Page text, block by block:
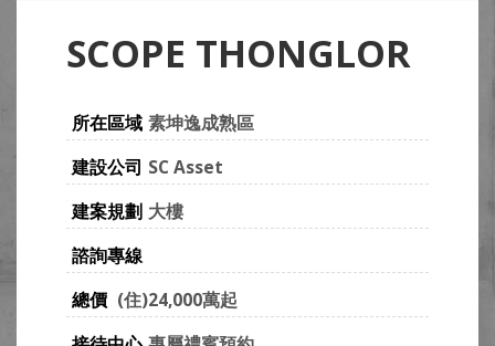
SCOPE THONGLOR
所在區域 素坤逸成熟區
建設公司 SC Asset
建案規劃 大樓
諮詢專線
總價 (住)24,000萬起